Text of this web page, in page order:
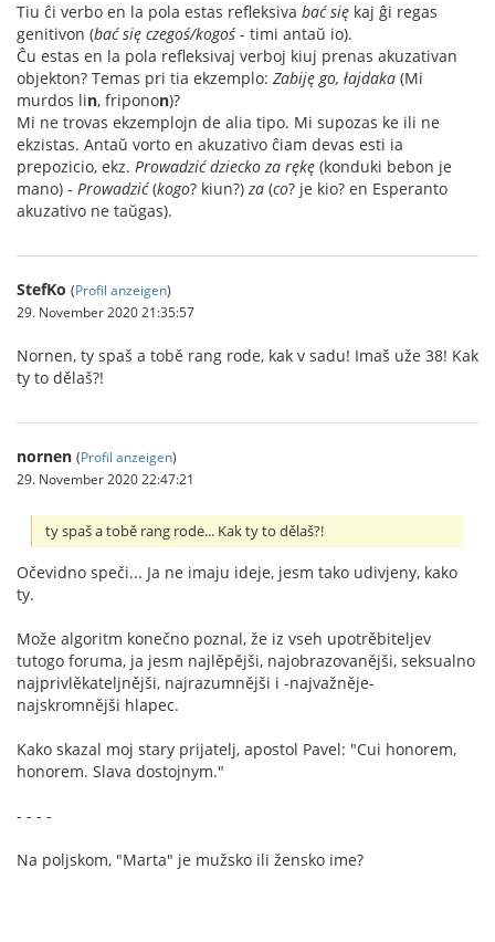
Tiu ĉi verbo en la pola estas refleksiva bać się kaj ĝi regas
genitivon (bać się czegoś/kogoś - timi antaŭ io).
Ĉu estas en la pola refleksivaj verboj kiuj prenas akuzativan
objekton? Temas pri tia ekzemplo: Zabiję go, łajdaka (Mi
murdos lin, friponon)?
Mi ne trovas ekzemplojn de alia tipo. Mi supozas ke ili ne
ekzistas. Antaŭ vorto en akuzativo ĉiam devas esti ia
prepozicio, ekz. Prowadzić dziecko za rękę (konduki bebon je
mano) - Prowadzić(kogo? kiun?) za (co? je kio? en Esperanto
akuzativo ne taŭgas).
StefKo (Profil anzeigen)
29. November 2020 21:35:57
Nornen, ty spaš a tobě rang rode, kak v sadu! Imaš uže 38! Kak
ty to dělaš?!
nornen (Profil anzeigen)
29. November 2020 22:47:21
ty spaš a tobě rang rode... Kak ty to dělaš?!
Očevidno speči... Ja ne imaju ideje, jesm tako udivjeny, kako
ty.
Može algoritm konečno poznal, že iz vseh upotrěbiteljev
tutogo foruma, ja jesm najlěpějši, najobrazovanějši, seksualno
najprivlěkateljnějši, najrazumnějši i -najvažněje-
najskromnějši hlapec.
Kako skazal moj stary prijatelj, apostol Pavel: "Cui honorem,
honorem. Slava dostojnym."
- - - -
Na poljskom, "Marta" je mužsko ili žensko ime?